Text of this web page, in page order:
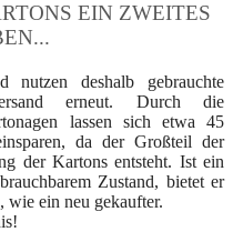
EIN ZWEITES
nutzen deshalb gebrauchte
erneut. Durch die
lassen sich etwa 45
da der Großteil der
der Kartons entsteht. Ist ein
Zustand, bietet er
wie ein neu gekaufter.